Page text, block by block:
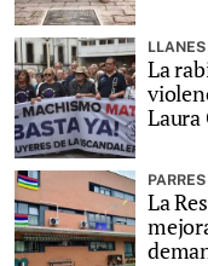
LLANES
La
Laura
PARRES
La